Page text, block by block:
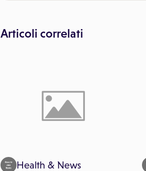
Articoli correlati
Health & News